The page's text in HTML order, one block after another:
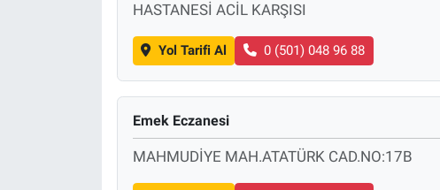
HASTANESİ ACİL KARŞISI
Yol Tarifi Al 0 (501) 048 96 88
Emek Eczanesi
MAHMUDİYE MAH.ATATÜRK CAD.NO:17B